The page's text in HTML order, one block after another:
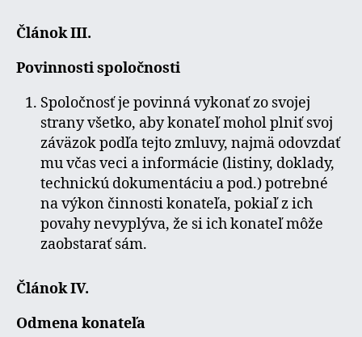
Článok IІІ.
Povinnosti spoločnosti
Spoločnosť je povinná vykonať zo svojej
strany všetko, aby konateľ mohol plniť svoj
záväzok podľa tejto zmluvy, najmä odovzdať
mu včas veci a informácie (listiny, doklady,
technickú dokumentáciu a pod.) potrebné
na výkon činnosti konateľa, pokiaľ z ich
povahy nevyplýva, že si ich konateľ môže
zaobstarať sám.
Článok ІV.
Odmena konateľa